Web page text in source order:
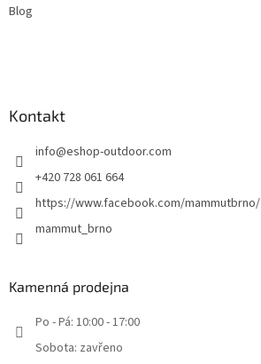
Blog
Kontakt
info@eshop-outdoor.com
+420 728 061 664
https://www.facebook.com/mammutbrno/
mammut_brno
Kamenná prodejna
Po - Pá: 10:00 - 17:00
Sobota: zavřeno